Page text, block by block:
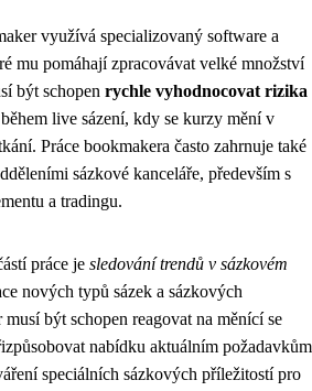
využívá specializovaný software a
mu pomáhají zpracovávat velké množství
být schopen rychle vyhodnocovat rizika
live sázení, kdy se kurzy mění v
Práce bookmakera často zahrnuje také
sázkové kanceláře, především s
a tradingu.
práce je sledování trendů v sázkovém
nových typů sázek a sázkových
být schopen reagovat na měnící se
nabídku aktuálním požadavkům
speciálních sázkových příležitostí pro